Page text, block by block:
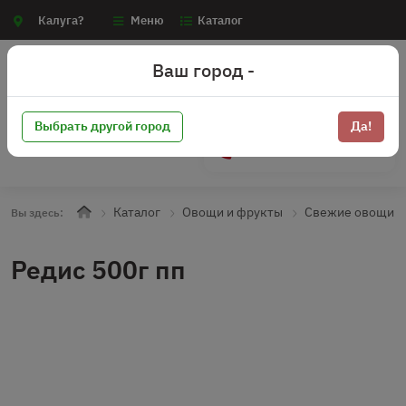
Калуга? Меню Каталог
Вы здесь: Каталог Овощи и фрукты Свежие овощи
Редис 500г пп
Ваш город -
Выбрать другой город Да!